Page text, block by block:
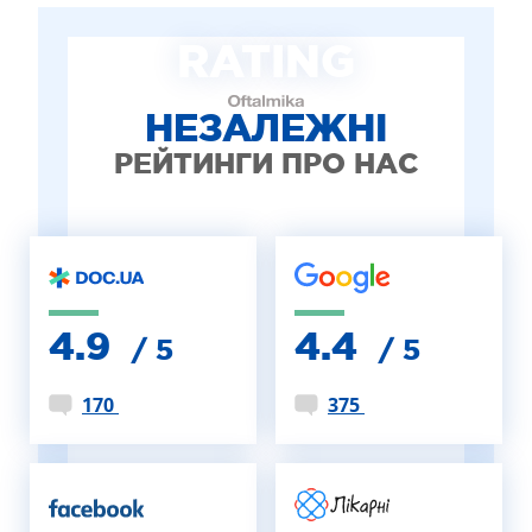
ДИТЯЧА ОФТАЛЬМОЛОГІЯ
ЛІКУВАННЯ ЗАХВОРЮВАНЬ СІТКІВКИ
ЕСТЕТИЧНА ХІРУРГІЯ
НЕЗАЛЕЖНІ
РЕЙТИНГИ ПРО НАС
4.9 / 5
170
4.4 / 5
375